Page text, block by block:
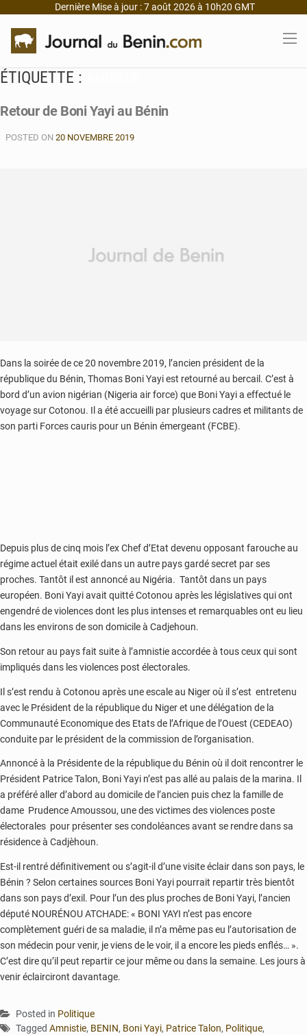
Dernière Mise à jour : 7 août 2026 à 10h20 GMT
ÉTIQUETTE :
Retour de Boni Yayi au Bénin
POSTED ON 20 NOVEMBRE 2019
Dans la soirée de ce 20 novembre 2019, l’ancien président de la
république du Bénin, Thomas Boni Yayi est retourné au bercail. C’est à
bord d’un avion nigérian (Nigeria air force) que Boni Yayi a effectué le
voyage sur Cotonou. Il a été accueilli par plusieurs cadres et militants de
son parti Forces cauris pour un Bénin émergeant (FCBE).
Depuis plus de cinq mois l’ex Chef d’Etat devenu opposant farouche au
régime actuel était exilé dans un autre pays gardé secret par ses
proches. Tantôt il est annoncé au Nigéria. Tantôt dans un pays
européen. Boni Yayi avait quitté Cotonou après les législatives qui ont
engendré de violences dont les plus intenses et remarquables ont eu lieu
dans les environs de son domicile à Cadjehoun.
Son retour au pays fait suite à l’amnistie accordée à tous ceux qui sont
impliqués dans les violences post électorales.
Il s’est rendu à Cotonou après une escale au Niger où il s’est entretenu
avec le Président de la république du Niger et une délégation de la
Communauté Economique des Etats de l’Afrique de l’Ouest (CEDEAO)
conduite par le président de la commission de l’organisation.
Annoncé à la Présidente de la république du Bénin où il doit rencontrer le
Président Patrice Talon, Boni Yayi n’est pas allé au palais de la marina. Il
a préféré aller d’abord au domicile de l’ancien puis chez la famille de
dame Prudence Amoussou, une des victimes des violences poste
électorales pour présenter ses condoléances avant se rendre dans sa
résidence à Cadjèhoun.
Est-il rentré définitivement ou s’agit-il d’une visite éclair dans son pays, le
Bénin ? Selon certaines sources Boni Yayi pourrait repartir très bientôt
dans son pays d’exil. Pour l’un des plus proches de Boni Yayi, l’ancien
député NOURÉNOU ATCHADE: « BONI YAYI n’est pas encore
complètement guéri de sa maladie, il n’a même pas eu l’autorisation de
son médecin pour venir, je viens de le voir, il a encore les pieds enflés… ».
C’est dire qu’il peut repartir ce jour même ou dans la semaine. Les jours à
venir éclairciront davantage.
Posted in Politique
Tagged Amnistie, BENIN, Boni Yayi, Patrice Talon, Politique,